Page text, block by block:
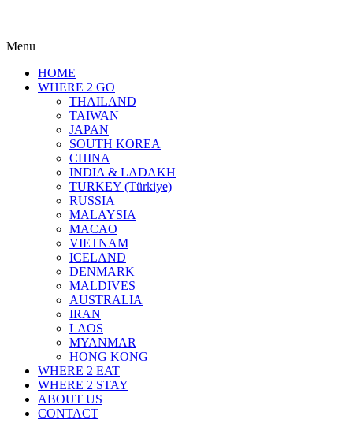
Menu
HOME
WHERE 2 GO
THAILAND
TAIWAN
JAPAN
SOUTH KOREA
CHINA
INDIA & LADAKH
TURKEY (Türkiye)
RUSSIA
MALAYSIA
MACAO
VIETNAM
ICELAND
DENMARK
MALDIVES
AUSTRALIA
IRAN
LAOS
MYANMAR
HONG KONG
WHERE 2 EAT
WHERE 2 STAY
ABOUT US
CONTACT